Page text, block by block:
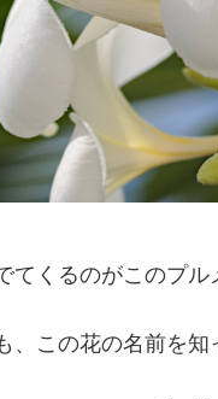
くるのがこのプル
この花の名前を知